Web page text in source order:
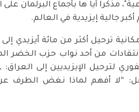
مذكرا أيا ها بأجماع البرلمان
ترحيل أكثر من مائة أيزيدي
الانتقادات من أحد نواب حزب
لترحيل الإيزيديين إلى
“لا أفهم لماذا نغض الطرف